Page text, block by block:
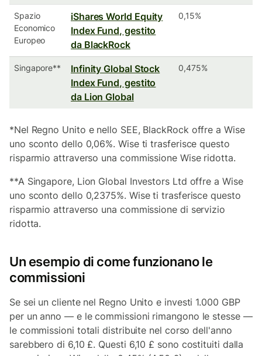
Spazio
Economico
Europeo
iShares World Equity
Index Fund, gestito
da BlackRock
0,15%
Singapore**
Infinity Global Stock
Index Fund, gestito
da Lion Global
0,475%
*Nel Regno Unito e nello SEE, BlackRock offre a Wise
uno sconto dello 0,06%. Wise ti trasferisce questo
risparmio attraverso una commissione Wise ridotta.
**A Singapore, Lion Global Investors Ltd offre a Wise
uno sconto dello 0,2375%. Wise ti trasferisce questo
risparmio attraverso una commissione di servizio
ridotta.
Un esempio di come funzionano le
commissioni
Se sei un cliente nel Regno Unito e investi 1.000 GBP
per un anno — e le commissioni rimangono le stesse —
le commissioni totali distribuite nel corso dell'anno
sarebbero di 6,10 £. Questi 6,10 £ sono costituiti dalla